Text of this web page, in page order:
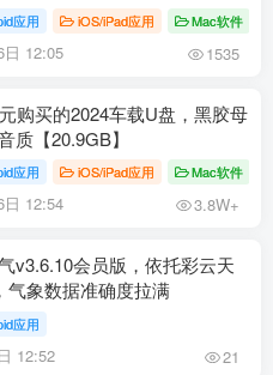
应用 iOS/iPad应用 Mac软件
日 12:05 1535
购买的2024车载U盘，黑胶母
质【20.9GB】
应用 iOS/iPad应用 Mac软件
日 12:54 3.8W+
v3.6.10会员版，依托彩云天
气象数据准确度拉满
应用
12:52 21